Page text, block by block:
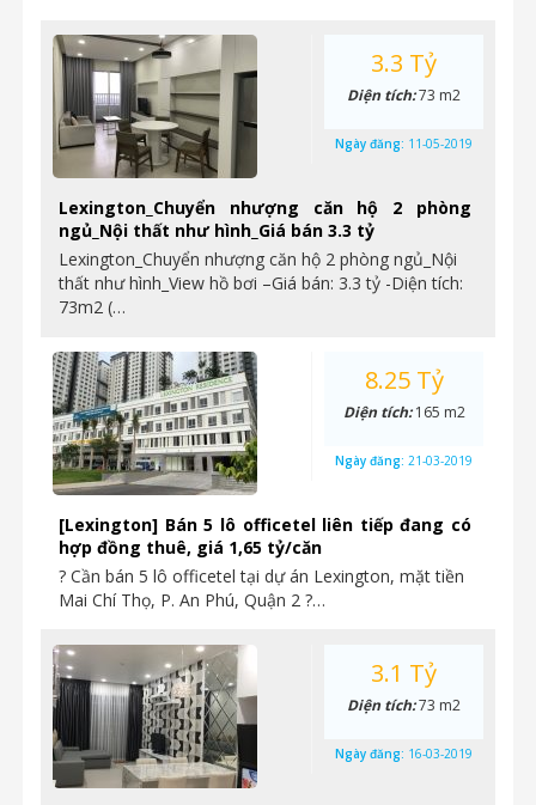
Lexington_Chuyển nhượng căn hộ 2 phòng
ngủ_Nội thất như hình_Giá bán 3.3 tỷ
Lexington_Chuyển nhượng căn hộ 2 phòng ngủ_Nội
thất như hình_View hồ bơi –Giá bán: 3.3 tỷ -Diện tích:
73m2 (…
3.3 Tỷ
Diện tích:73 m2
Ngày đăng: 11-05-2019
[Lexington] Bán 5 lô officetel liên tiếp đang có
hợp đồng thuê, giá 1,65 tỷ/căn
? Cần bán 5 lô officetel tại dự án Lexington, mặt tiền
Mai Chí Thọ, P. An Phú, Quận 2 ?…
8.25 Tỷ
Diện tích:165 m2
Ngày đăng: 21-03-2019
3.1 Tỷ
Diện tích:73 m2
Ngày đăng: 16-03-2019